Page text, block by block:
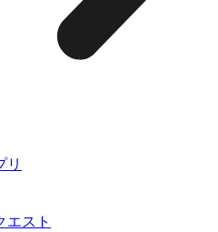
リ
エスト